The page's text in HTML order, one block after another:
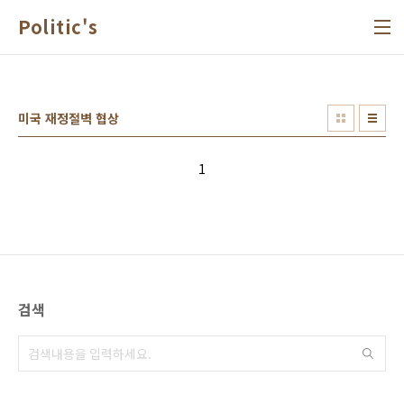
Politic's
미국 재정절벽 협상
1
검색